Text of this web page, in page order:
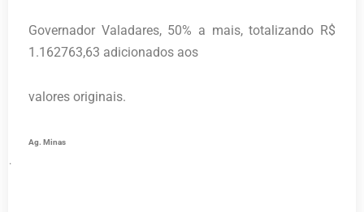
Governador Valadares, 50% a mais, totalizando R$
1.162763,63 adicionados aos
valores originais.
Ag. Minas
·